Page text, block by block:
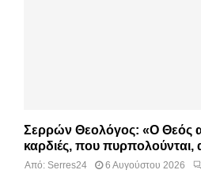
Σερρών Θεολόγος: «Ο Θεός
καρδιές, που πυρπολούνται,
Από: Serres24 6 Αυγούστου 2026